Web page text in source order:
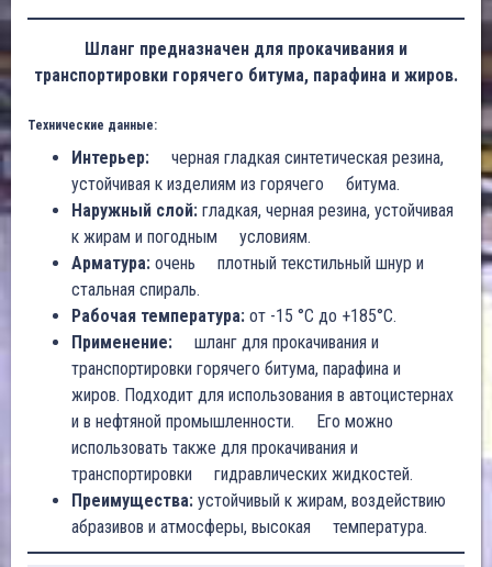
Шланг предназначен для прокачивания и
транспортировки горячего битума, парафина и жиров.
Технические данные:
Интерьер: черная гладкая синтетическая резина,
устойчивая к изделиям из горячего битума.
Наружный слой: гладкая, черная резина, устойчивая
к жирам и погодным условиям.
Арматура: очень плотный текстильный шнур и
стальная спираль.
Рабочая температура: от -15 °C до +185°C.
Применение: шланг для прокачивания и
транспортировки горячего битума, парафина и
жиров. Подходит для использования в автоцистернах
и в нефтяной промышленности. Его можно
использовать также для прокачивания и
транспортировки гидравлических жидкостей.
Преимущества: устойчивый к жирам, воздействию
абразивов и атмосферы, высокая температура.